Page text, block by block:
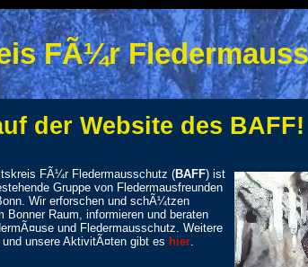
FÃ¼r
der Website des BAFF!
FÃ¼r Fledermausschutz (BAFF) ist
Gruppe von Fledermausfreunden
Wir erforschen und schÃ¼tzen
Bonner Raum, informieren und beraten
und Fledermausschutz. Weitere
unsere AktivitÃ¤ten gibt es hier.